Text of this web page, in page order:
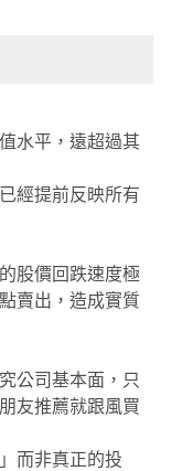
水平，遠超過其
經提前反映所有
股價回跌速度極
賣出，造成實質
公司基本面，只
友推薦就跟風買
而非真正的投